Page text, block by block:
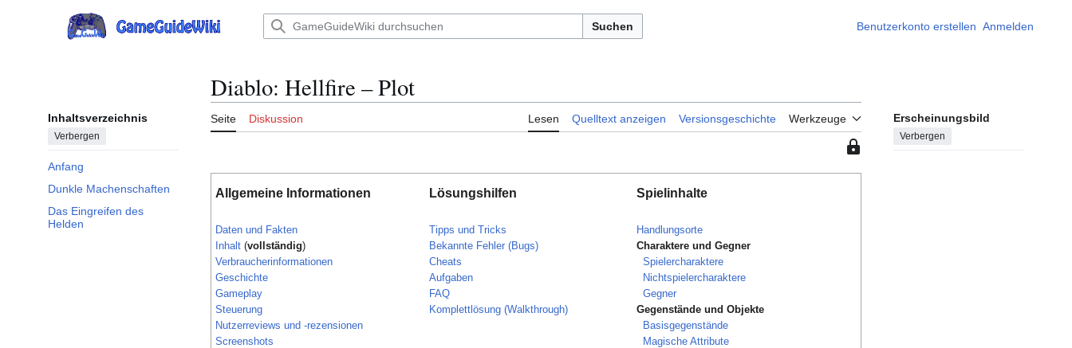
Hauptmenü Suchen Benutzerkonto erstellen Anmelden
Inhaltsverzeichnis
Verbergen
Anfang
Dunkle Machenschaften
Das Eingreifen des
Helden
Diablo: Hellfire – Plot
Seite Diskussion Lesen Quelltext anzeigen Versionsgeschichte Werkzeuge Erscheinungsbild
Verbergen
Diese
Allgemeine Informationen Lösungshilfen Spielinhalte
Daten und Fakten
Inhalt (vollständig)
Verbraucherinformationen
Geschichte
Gameplay
Steuerung
Nutzerreviews und -rezensionen
Screenshots
Tipps und Tricks
Bekannte Fehler (Bugs)
Cheats
Aufgaben
FAQ
Komplettlösung (Walkthrough)
Handlungsorte
Charaktere und Gegner
Spielercharaktere
Nichtspielercharaktere
Gegner
Gegenstände und Objekte
Basisgegenstände
Magische Attribute